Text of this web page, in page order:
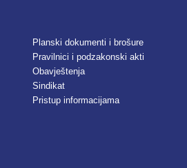
Planski dokumenti i brošure
Pravilnici i podzakonski akti
Obavještenja
Sindikat
Pristup informacijama